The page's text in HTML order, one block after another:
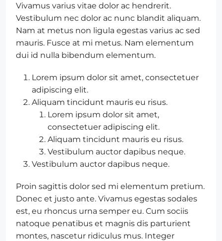
Vivamus varius vitae dolor ac hendrerit.
Vestibulum nec dolor ac nunc blandit aliquam.
Nam at metus non ligula egestas varius ac sed
mauris. Fusce at mi metus. Nam elementum
dui id nulla bibendum elementum.
Lorem ipsum dolor sit amet, consectetuer
adipiscing elit.
Aliquam tincidunt mauris eu risus.
Lorem ipsum dolor sit amet,
consectetuer adipiscing elit.
Aliquam tincidunt mauris eu risus.
Vestibulum auctor dapibus neque.
Vestibulum auctor dapibus neque.
Proin sagittis dolor sed mi elementum pretium.
Donec et justo ante. Vivamus egestas sodales
est, eu rhoncus urna semper eu. Cum sociis
natoque penatibus et magnis dis parturient
montes, nascetur ridiculus mus. Integer